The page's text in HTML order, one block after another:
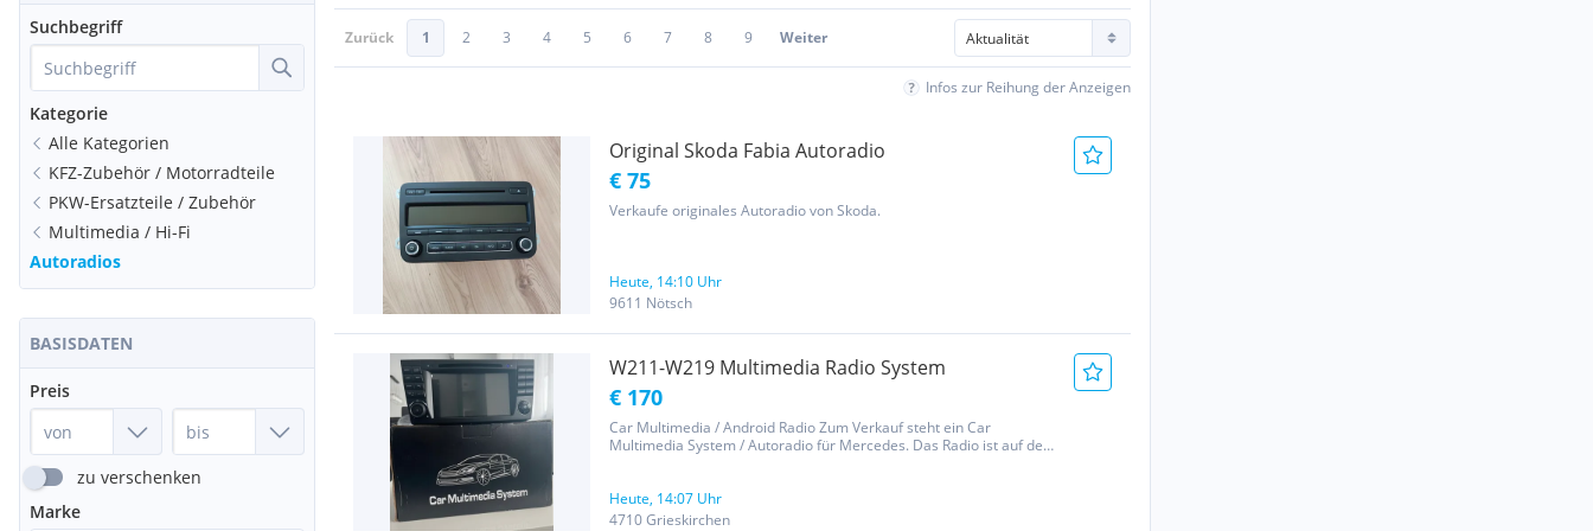
Suchbegriff
Kategorie
Alle Kategorien
KFZ-Zubehör / Motorradteile
PKW-Ersatzteile / Zubehör
Multimedia / Hi-Fi
Autoradios
BASISDATEN
Preis
zu verschenken
Marke
Zurück 1 2 3 4 5 6 7 8 9 Weiter
Infos zur Reihung der Anzeigen
Original Skoda Fabia Autoradio
€ 75
Verkaufe originales Autoradio von Skoda.
Heute, 14:10 Uhr
9611 Nötsch
W211-W219 Multimedia Radio System
€ 170
Car Multimedia / Android Radio Zum Verkauf steht ein Car
Multimedia System / Autoradio für Mercedes. Das Radio ist auf den
Heute, 14:07 Uhr
4710 Grieskirchen